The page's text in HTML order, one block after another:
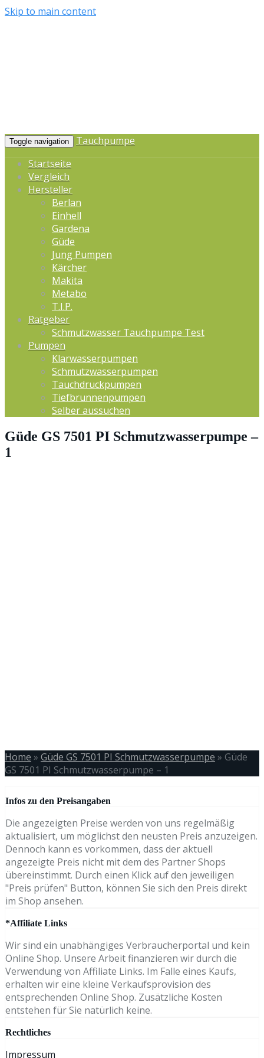
Skip to main content
Toggle navigation
Tauchpumpe
Startseite
Vergleich
Hersteller
Berlan
Einhell
Gardena
Güde
Jung Pumpen
Kärcher
Makita
Metabo
T.I.P.
Ratgeber
Schmutzwasser Tauchpumpe Test
Pumpen
Klarwasserpumpen
Schmutzwasserpumpen
Tauchdruckpumpen
Tiefbrunnenpumpen
Selber aussuchen
Güde GS 7501 PI Schmutzwasserpumpe –
1
Home » Güde GS 7501 PI Schmutzwasserpumpe » Güde
GS 7501 PI Schmutzwasserpumpe – 1
Infos zu den Preisangaben
Die angezeigten Preise werden von uns regelmäßig
aktualisiert, um möglichst den neusten Preis anzuzeigen.
Dennoch kann es vorkommen, dass der aktuell
angezeigte Preis nicht mit dem des Partner Shops
übereinstimmt. Durch einen Klick auf den jeweiligen
"Preis prüfen" Button, können Sie sich den Preis direkt
im Shop ansehen.
*Affiliate Links
Wir sind ein unabhängiges Verbraucherportal und kein
Online Shop. Unsere Arbeit finanzieren wir durch die
Verwendung von Affiliate Links. Im Falle eines Kaufs,
erhalten wir eine kleine Verkaufsprovision des
entsprechenden Online Shop. Zusätzliche Kosten
entstehen für Sie natürlich keine.
Rechtliches
Impressum